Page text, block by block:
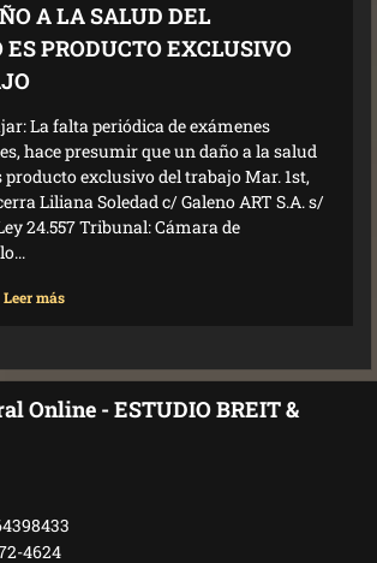
A LA SALUD DEL
PRODUCTO EXCLUSIVO
La falta periódica de exámenes
hace presumir que un daño a la salud
producto exclusivo del trabajo Mar. 1st,
Liliana Soledad c/ Galeno ART S.A. s/
24.557 Tribunal: Cámara de
Leer más
Online - ESTUDIO BREIT &
4624